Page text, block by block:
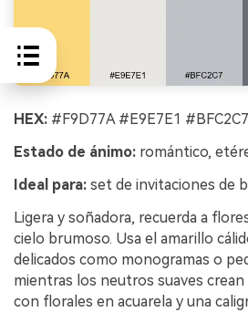
HEX: #F9D77A #E9E7E1
Estado de ánimo: romántico,
Ideal para: set de invitaciones de
Ligera y soñadora, recuerda a
cielo brumoso. Usa el amarillo
delicados como monogramas o
mientras los neutros suaves
con florales en acuarela y una